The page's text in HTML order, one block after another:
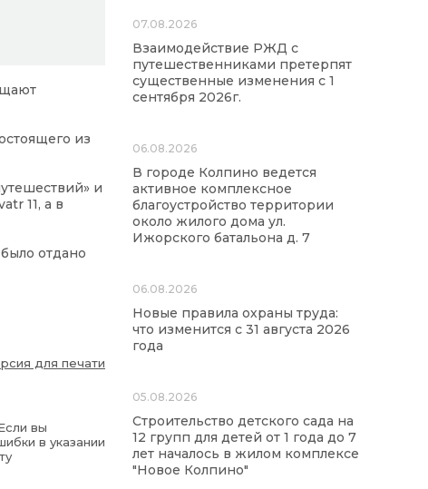
из
и
11, а в
отдано
для печати
вы
в указании
07.08.2026
Взаимодействие РЖД с
путешественниками претерпят
существенные изменения с 1
сентября 2026г.
06.08.2026
В городе Колпино ведется
активное комплексное
благоустройство территории
около жилого дома ул.
Ижорского батальона д. 7
06.08.2026
Новые правила охраны труда:
что изменится с 31 августа 2026
года
05.08.2026
Строительство детского сада на
12 групп для детей от 1 года до 7
лет началось в жилом комплексе
"Новое Колпино"